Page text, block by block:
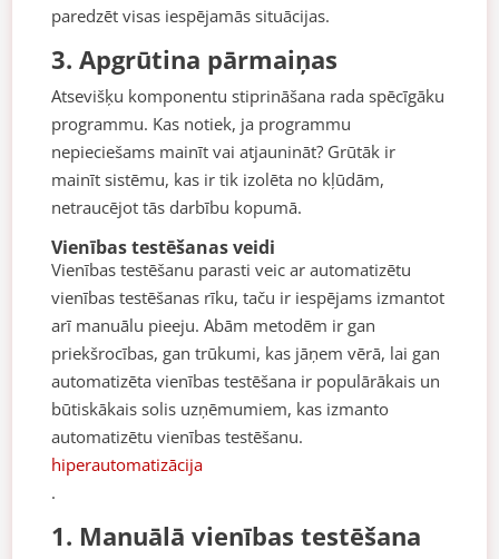
paredzēt visas iespējamās situācijas.
3. Apgrūtina pārmaiņas
Atsevišķu komponentu stiprināšana rada spēcīgāku
programmu. Kas notiek, ja programmu
nepieciešams mainīt vai atjaunināt? Grūtāk ir
mainīt sistēmu, kas ir tik izolēta no kļūdām,
netraucējot tās darbību kopumā.
Vienības testēšanas veidi
Vienības testēšanu parasti veic ar automatizētu
vienības testēšanas rīku, taču ir iespējams izmantot
arī manuālu pieeju. Abām metodēm ir gan
priekšrocības, gan trūkumi, kas jāņem vērā, lai gan
automatizēta vienības testēšana ir populārākais un
būtiskākais solis uzņēmumiem, kas izmanto
automatizētu vienības testēšanu.
hiperautomatizācija
.
1. Manuālā vienības testēšana